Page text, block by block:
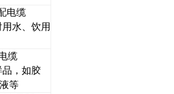
电缆
水、饮用
缆
品，如胶
等